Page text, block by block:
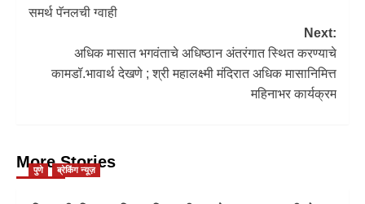
समर्थ पॅनलची ग्वाही
Next:
अधिक मासात भगवंताचे अधिष्ठान अंतरंगात स्थित करण्याचे
कामडॉ.भावार्थ देखणे ; श्री महालक्ष्मी मंदिरात अधिक मासानिमित्त
महिनाभर कार्यक्रम
More Stories
पुणे ब्रेकिंग न्यूज़